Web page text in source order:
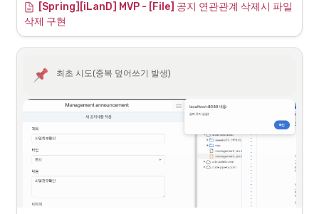
환경 구축 전경 사진자료들
공지가 삭제되었으며
[Spring][iLanD] MVP - [File] 공지 연관관계 삭제시 파일
삭제 구현
최초 시도(중복 덮어쓰기 발생)